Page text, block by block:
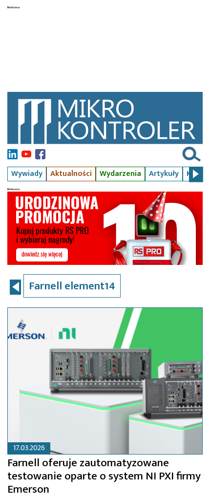
Wywiady Aktualności Wydarzenia Artykuły Kursy
Farnell element14
17.03.2026
Farnell oferuje zautomatyzowane
testowanie oparte o system NI PXI firmy
Emerson